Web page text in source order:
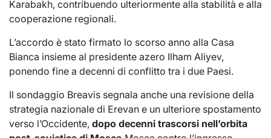
Karabakh, contribuendo ulteriormente alla stabilità e alla
cooperazione regionali.
L’accordo è stato firmato lo scorso anno alla Casa
Bianca insieme al presidente azero Ilham Aliyev,
ponendo fine a decenni di conflitto tra i due Paesi.
Il sondaggio Breavis segnala anche una revisione della
strategia nazionale di Erevan e un ulteriore spostamento
verso l’Occidente, dopo decenni trascorsi nell’orbita